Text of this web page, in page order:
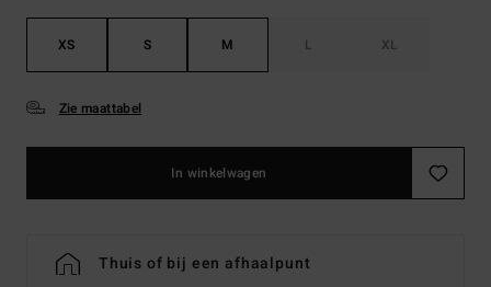
XS S M L XL
Zie maattabel
In winkelwagen
Thuis of bij een afhaalpunt